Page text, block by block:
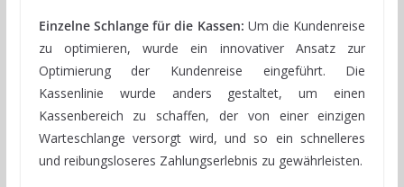
Einzelne Schlange für die Kassen: Um die Kundenreise
zu optimieren, wurde ein innovativer Ansatz zur
Optimierung der Kundenreise eingeführt. Die
Kassenlinie wurde anders gestaltet, um einen
Kassenbereich zu schaffen, der von einer einzigen
Warteschlange versorgt wird, und so ein schnelleres
und reibungsloseres Zahlungserlebnis zu gewährleisten.